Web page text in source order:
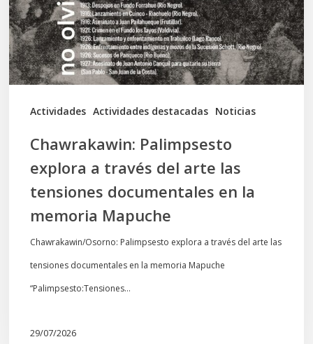
Actividades Actividades destacadas Noticias
del
arte
las
tensiones
documentales
memoria
Mapuche
Chawrakawin: Palimpsesto
explora a través del arte las
tensiones documentales en la
memoria Mapuche
Chawrakawin/Osorno: Palimpsesto explora a través del arte las
tensiones documentales en la memoria Mapuche
“Palimpsesto:Tensiones…
29/07/2026